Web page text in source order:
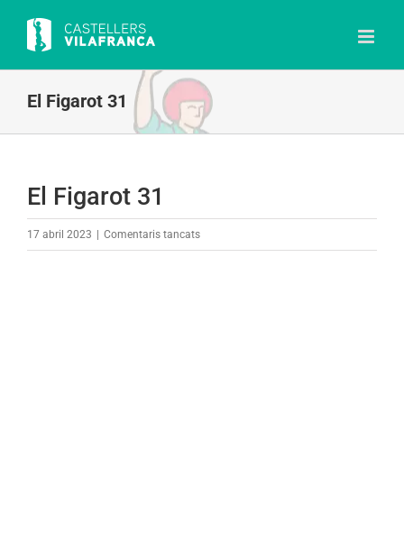
content
El Figarot 31
El Figarot 31
17 abril 2023 Comentaris tancatsa